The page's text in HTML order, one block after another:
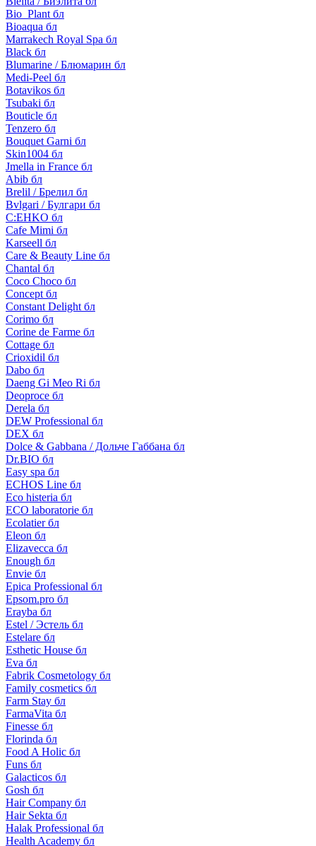
Bio_Plant бл
Bioaqua бл
Marrakech Royal Spa бл
Black бл
Blumarine / Блюмарин бл
Medi-Peel бл
Botavikos бл
Tsubaki бл
Bouticle бл
Tenzero бл
Bouquet Garni бл
Skin1004 бл
Jmella in France бл
Abib бл
Brelil / Брелил бл
Bvlgari / Булгари бл
C:EHKO бл
Cafe Mimi бл
Karseell бл
Care & Beauty Line бл
Chantal бл
Coco Choco бл
Concept бл
Constant Delight бл
Corimo бл
Corine de Farme бл
Cottage бл
Crioxidil бл
Dabo бл
Daeng Gi Meo Ri бл
Deoproce бл
Derela бл
DEW Professional бл
DEX бл
Dolce & Gabbana / Дольче Габбана бл
Dr.BIO бл
Easy spa бл
ECHOS Line бл
Eco histeria бл
ECO laboratorie бл
Ecolatier бл
Eleon бл
Elizavecca бл
Enough бл
Envie бл
Epica Professional бл
Epsom.pro бл
Erayba бл
Estel / Эстель бл
Estelare бл
Esthetic House бл
Eva бл
Fabrik Cosmetology бл
Family cosmetics бл
Farm Stay бл
FarmaVita бл
Finesse бл
Florinda бл
Food A Holic бл
Funs бл
Galacticos бл
Gosh бл
Hair Company бл
Hair Sekta бл
Halak Professional бл
Health Academy бл